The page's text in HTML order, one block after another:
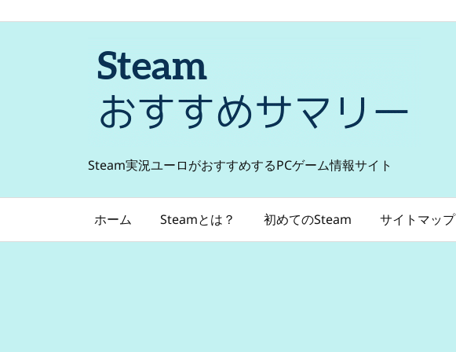
Steam実況ユーロがおすすめするPCゲーム情報サイト
ホーム Steamとは？ 初めてのSteam サイトマップ